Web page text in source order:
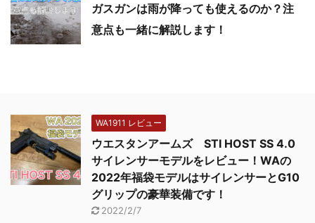
ガスガンは雨が降っても使えるのか？注
意点も一緒に解説します！
WA1911 レビュー
ウエスタンアームズ STI HOST SS 4.0
サイレンサーモデルをレビュー！WAの
2022年福袋モデルはサイレンサーとG10
グリップの豪華装備です！
2022/2/7